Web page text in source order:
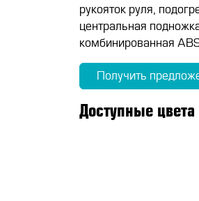
рукояток руля,
центральная
комбинированная
Получить
Доступные